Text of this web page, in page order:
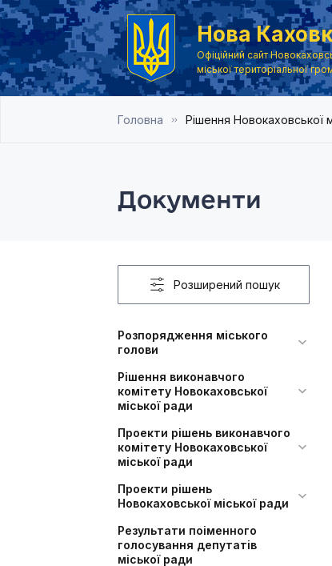
Нова
Офіційний сайт
міської територіальної
Головна Рішення Новокаховської
Документи
Розширений пошук
Розпорядження міського
голови
Рішення виконавчого
комітету Новокаховської
міської ради
Проекти рішень виконавчого
комітету Новокаховської
міської ради
Проекти рішень
Новокаховської міської ради
Результати поіменного
голосування депутатів
міської ради